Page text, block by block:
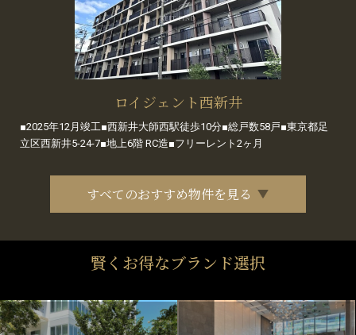
ロイジェント西新井
■2025年12月竣工■西新井大師西駅徒歩10分■総戸数58戸■東京都足
立区西新井5-24-7■地上6階 RC造■フリーレント2ヶ月
すべてのおすすめ物件を見る
賢くお得なブランド選択